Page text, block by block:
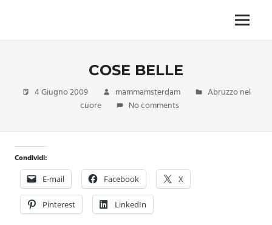
content
imprescindibile,
da
formato
monodose
nuova
confezione
migliorata
Menu
COSE BELLE
4 Giugno 2009 mammamsterdam
Abruzzo nel
cuore
No comments
Condividi:
E-mail Facebook X
Pinterest LinkedIn